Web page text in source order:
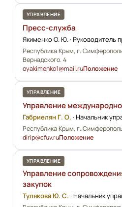
УПРАВЛЕНИЕ
Пресс-служба
Якименко О. Ю. · Руководитель
Республика Крым, г.
Вернадского. 4
oyakimenko1@mail.ruПоложение
УПРАВЛЕНИЕ
Управление
Габриелян Г. О. · Начальник
Республика Крым, г.
dirip@cfuv.ruПоложение
УПРАВЛЕНИЕ
Управление
закупок
Тулякова Ю. С. · Начальник